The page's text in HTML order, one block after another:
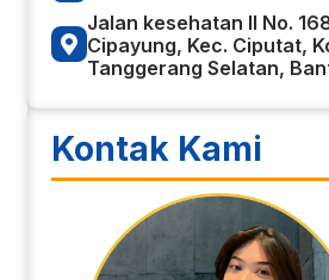
Jalan kesehatan II No.
Cipayung, Kec. Ciputat,
Tanggerang Selatan,
Kontak Kami